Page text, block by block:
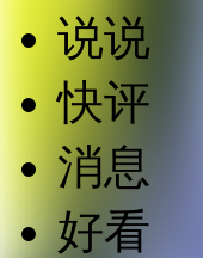
说说
快评
消息
好看